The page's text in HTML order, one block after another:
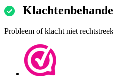
Probleem of klacht niet